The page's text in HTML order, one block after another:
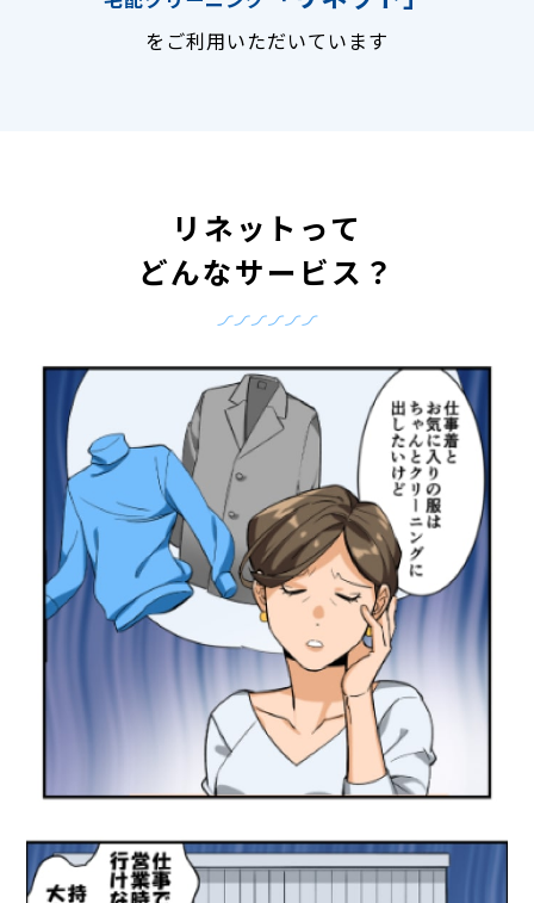
をご利用いただいています
リネットって
どんなサービス？